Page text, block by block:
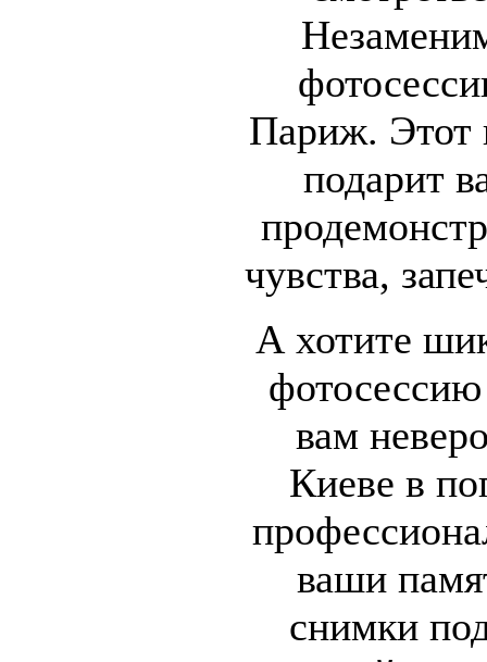
Париж. Этот
подарит
чувства,
А хотите
вам
Киеве в
ваши
снимки